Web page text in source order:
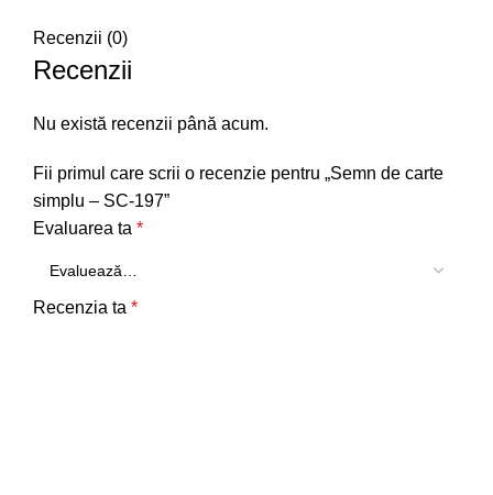
Recenzii (0)
Recenzii
Nu există recenzii până acum.
Fii primul care scrii o recenzie pentru „Semn de carte
simplu – SC-197”
Evaluarea ta *
Recenzia ta *